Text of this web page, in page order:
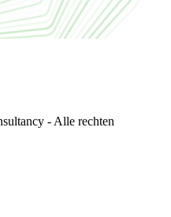
- Alle rechten